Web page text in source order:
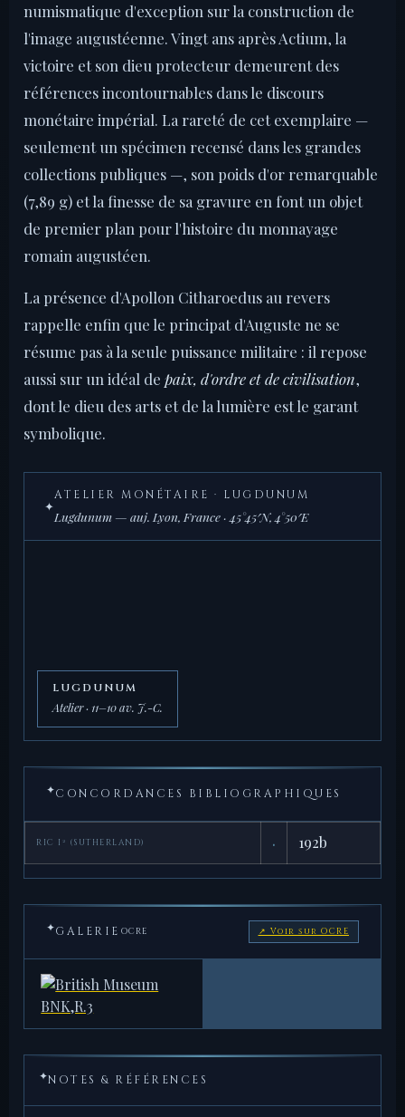
numismatique d'exception sur la construction de
l'image augustéenne. Vingt ans après Actium, la
victoire et son dieu protecteur demeurent des
références incontournables dans le discours
monétaire impérial. La rareté de cet exemplaire —
seulement un spécimen recensé dans les grandes
collections publiques —, son poids d'or remarquable
(7,89 g) et la finesse de sa gravure en font un objet
de premier plan pour l'histoire du monnayage
romain augustéen.
La présence d'Apollon Citharoedus au revers
rappelle enfin que le principat d'Auguste ne se
résume pas à la seule puissance militaire : il repose
aussi sur un idéal de paix, d'ordre et de civilisation,
dont le dieu des arts et de la lumière est le garant
symbolique.
✦
ATELIER MONÉTAIRE · LUGDUNUM
Lugdunum — auj. Lyon, France · 45°45′N, 4°50′E
LUGDUNUM
Atelier · 11–10 av. J.-C.
✦CONCORDANCES BIBLIOGRAPHIQUES
RIC I² (SUTHERLAND) · 192b
✦GALERIE OCRE ↗ Voir sur OCRE
BRITISH MUSEUM
BNK,R.3
7,89 g
✦NOTES & RÉFÉRENCES